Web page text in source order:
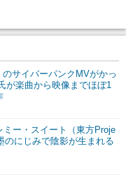
のサイバーパンクMVがかっ
が楽曲から映像までほぼ1
ー・スイート（東方Proje
のにじみで陰影が生まれる